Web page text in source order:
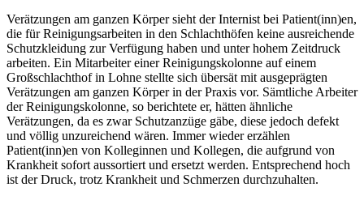
Verätzungen am ganzen Körper sieht der Internist bei Patient(inn)en,
die für Reinigungsarbeiten in den Schlachthöfen keine ausreichende
Schutzkleidung zur Verfügung haben und unter hohem Zeitdruck
arbeiten. Ein Mitarbeiter einer Reinigungskolonne auf einem
Großschlachthof in Lohne stellte sich übersät mit ausgeprägten
Verätzungen am ganzen Körper in der Praxis vor. Sämtliche Arbeiter
der Reinigungskolonne, so berichtete er, hätten ähnliche
Verätzungen, da es zwar Schutzanzüge gäbe, diese jedoch defekt
und völlig unzureichend wären. Immer wieder erzählen
Patient(inn)en von Kolleginnen und Kollegen, die aufgrund von
Krankheit sofort aussortiert und ersetzt werden. Entsprechend hoch
ist der Druck, trotz Krankheit und Schmerzen durchzuhalten.